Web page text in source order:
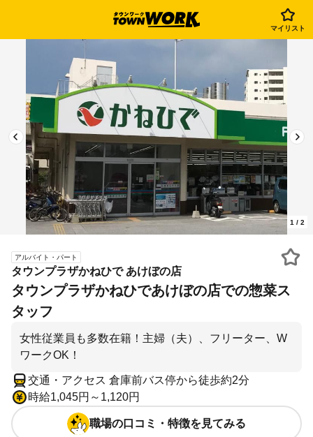
マイリスト
1 / 2
アルバイト・パート
タウンプラザかねひで あけぼの店
タウンプラザかねひであけぼの店での惣菜ス
タッフ
女性従業員も多数在籍！主婦（夫）、フリーター、W
ワークOK！
交通・アクセス 倉庫前バス停から徒歩約2分
時給1,045円～1,120円
職場の口コミ・特徴を見てみる